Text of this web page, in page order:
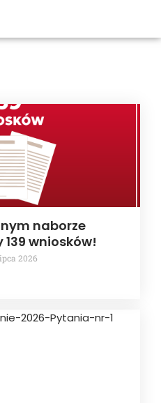
naborze
wniosków!
2026